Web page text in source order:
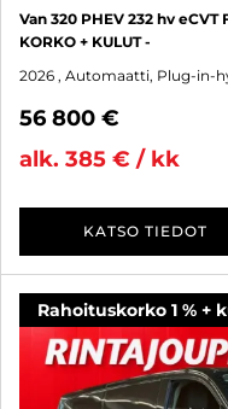
Van 320 PHEV 232 hv
KORKO + KULUT -
2026 , Automaatti, Plug-in-
56 800 €
alk. 385 € / kk
KATSO TIEDOT
Rahoituskorko 1 % +